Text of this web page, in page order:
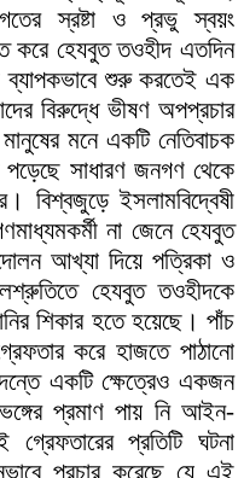
স্রষ্টা ও প্রভু স্বয়ং
করে হেযবুত তওহীদ এতদিন
ব্যাপকভাবে শুরু করতেই এক
বিরুদ্ধে ভীষণ অপপ্রচার
মনে একটি নেতিবাচক
পড়েছে সাধারণ জনগণ থেকে
বিশ্বজুড়ে ইসলামবিদ্বেষী
না জেনে হেযবুত
আখ্যা দিয়ে পত্রিকা ও
হেযবুত তওহীদকে
শিকার হতে হয়েছে। পাঁচ
করে হাজতে পাঠানো
একটি ক্ষেত্রেও একজন
প্রমাণ পায় নি আইন-
প্রতিটি ঘটনা
প্রচার করেছে যে এই